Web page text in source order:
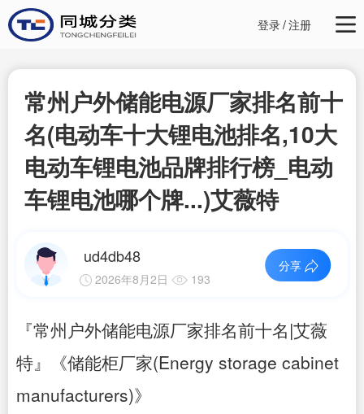
登录/注册
常州户外储能电源厂家排名前十
名(电动车十大锂电池排名,10大
电动车锂电池品牌排行榜_电动
车锂电池哪个牌...)艾薇特
ud4db48
2026年8月2日 193
分享
『常州户外储能电源厂家排名前十名|艾薇
特』《储能柜厂家(Energy storage cabinet
manufacturers)》